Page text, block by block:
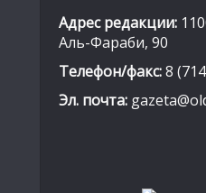
Адрес редакции:
Аль-Фараби, 90
Телефон/факс:8
Эл. почта: